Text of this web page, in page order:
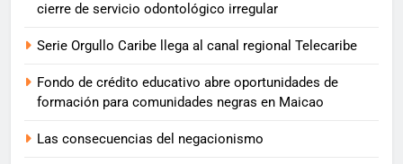
cierre de servicio odontológico irregular
Serie Orgullo Caribe llega al canal regional Telecaribe
Fondo de crédito educativo abre oportunidades de
formación para comunidades negras en Maicao
Las consecuencias del negacionismo